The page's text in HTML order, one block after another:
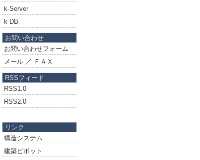
k-Server
k-DB
お問い合わせ
お問い合わせフォーム
メール ／ ＦＡＸ
RSSフィード
RSS1.0
RSS2.0
リンク
構造システム
建築ピボット